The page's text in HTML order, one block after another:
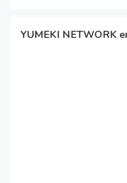
YUMEKI NETWORK